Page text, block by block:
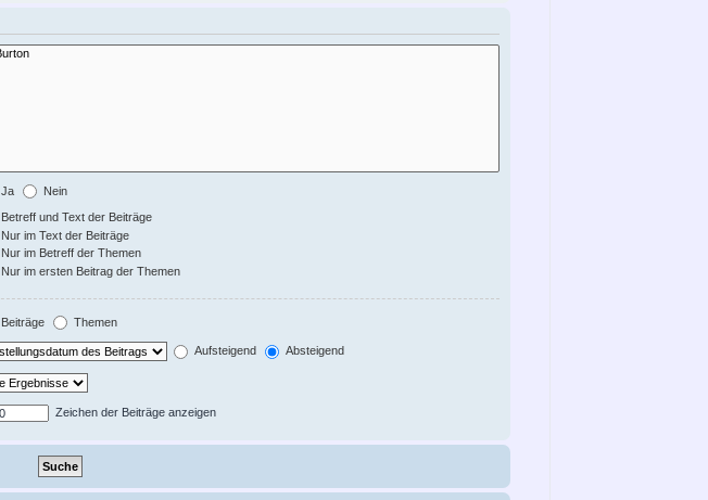
Ja Nein
Betreff und Text der Beiträge
Nur im Text der Beiträge
Nur im Betreff der Themen
Nur im ersten Beitrag der Themen
Beiträge Themen
Aufsteigend Absteigend
Zeichen der Beiträge anzeigen